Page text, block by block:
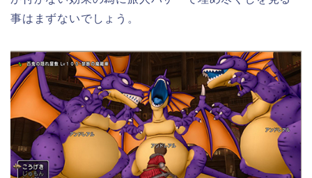
事はまずないでしょう。